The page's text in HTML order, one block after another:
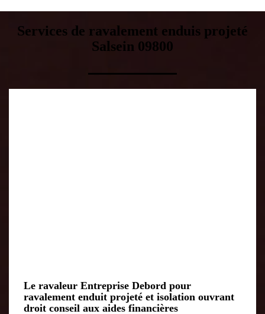
Services de ravalement enduis projeté
Salsein 09800
Le ravaleur Entreprise Debord pour
ravalement enduit projeté et isolation ouvrant
droit conseil aux aides financières